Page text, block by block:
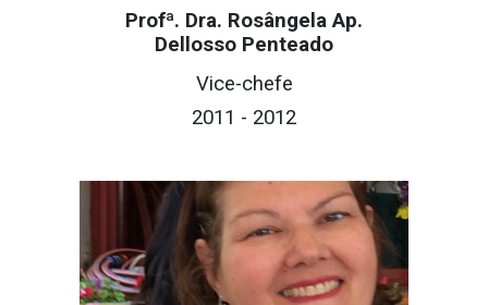
Profª. Dra. Rosângela Ap.
Dellosso Penteado
Vice-chefe
2011 - 2012